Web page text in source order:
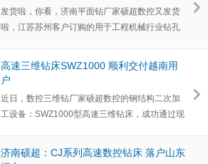
发货啦，你看，济南平面钻厂家硕超数控又发货
啦，江苏苏州客户订购的用于工程机械行业钻孔
高速三维钻床SWZ1000 顺利交付越南用
户
近日，数控三维钻厂家硕超数控的钢结构二次加
工设备：SWZ1000型高速三维钻床，成功通过现
济南硕超：CJ系列高速数控钻床 落户山东